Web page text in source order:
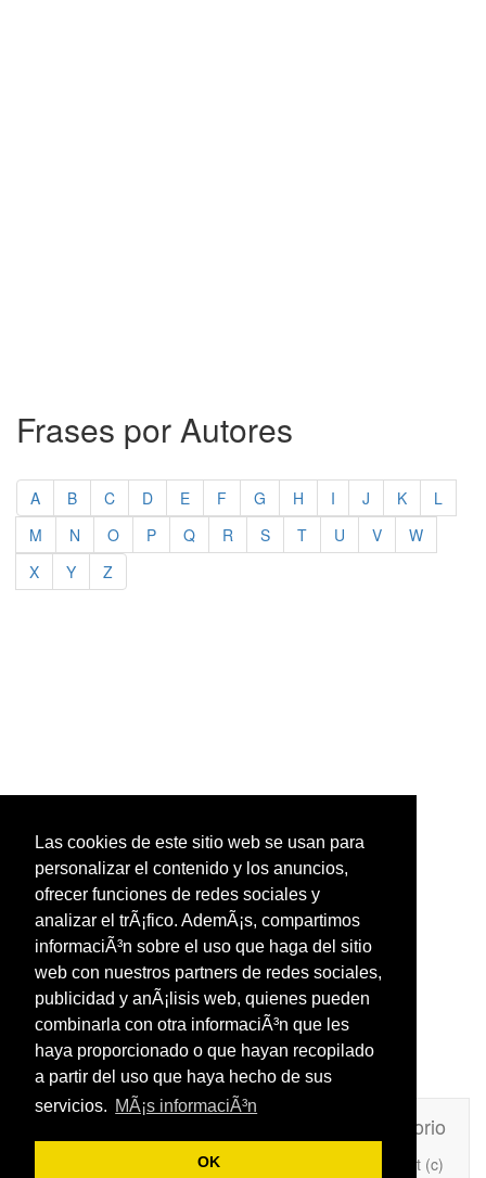
Las cookies de este sitio web se usan para
personalizar el contenido y los anuncios,
ofrecer funciones de redes sociales y
analizar el trÃ¡fico. AdemÃ¡s, compartimos
informaciÃ³n sobre el uso que haga del sitio
web con nuestros partners de redes sociales,
publicidad y anÃ¡lisis web, quienes pueden
combinarla con otra informaciÃ³n que les
haya proporcionado o que hayan recopilado
a partir del uso que haya hecho de sus
servicios. MÃ¡s informaciÃ³n
OK
Frases por Autores
A B C D E F G H I J K
L
M
N O P Q R S T U V
W
X
Y Z
Directorio
Copyright (c)